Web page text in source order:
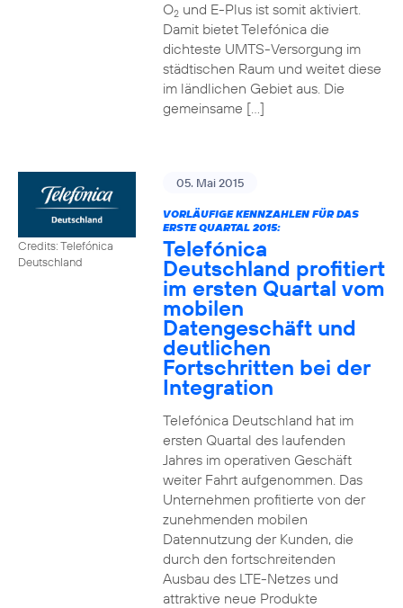
O2und E-Plus ist somit aktiviert.
Damit bietet Telefónica die
dichteste UMTS-Versorgung im
städtischen Raum und weitet diese
im ländlichen Gebiet aus. Die
gemeinsame […]
Credits: Telefónica
Deutschland
05. Mai 2015
VORLÄUFIGE KENNZAHLEN FÜR DAS
ERSTE QUARTAL 2015:
Telefónica
Deutschland profitiert
im ersten Quartal vom
mobilen
Datengeschäft und
deutlichen
Fortschritten bei der
Integration
Telefónica Deutschland hat im
ersten Quartal des laufenden
Jahres im operativen Geschäft
weiter Fahrt aufgenommen. Das
Unternehmen profitierte von der
zunehmenden mobilen
Datennutzung der Kunden, die
durch den fortschreitenden
Ausbau des LTE-Netzes und
attraktive neue Produkte